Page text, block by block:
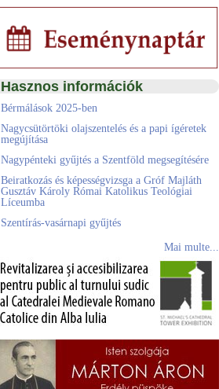
Hasznos információk
Bérmálások 2025-ben
Nagycsütörtöki olajszentelés és a papi ígéretek
megújítása
Nagypénteki gyűjtés a Szentföld megsegítésére
Beiratkozás és képességvizsga a Gróf Majláth
Gusztáv Károly Római Katolikus Teológiai
Líceumba
Szentírás-vasárnapi gyűjtés
Mai multe...